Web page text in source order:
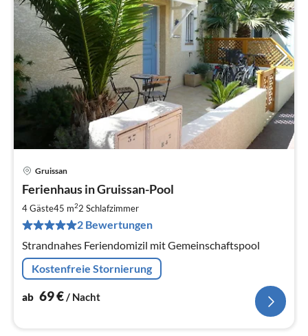
Gruissan
Ferienhaus in Gruissan-Pool
4 Gäste45 m22 Schlafzimmer
2 Bewertungen
Strandnahes Feriendomizil mit Gemeinschaftspool
Kostenfreie Stornierung
ab 69€/ Nacht